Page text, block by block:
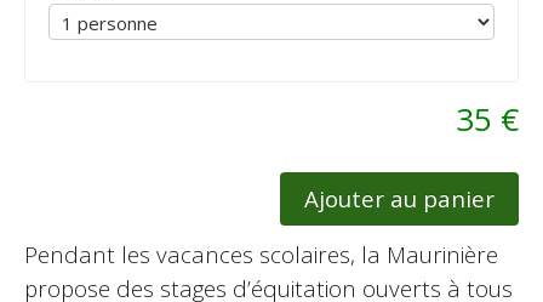
35 €
Ajouter au panier
Pendant les vacances scolaires, la Maurinière
propose des stages d’équitation ouverts à tous